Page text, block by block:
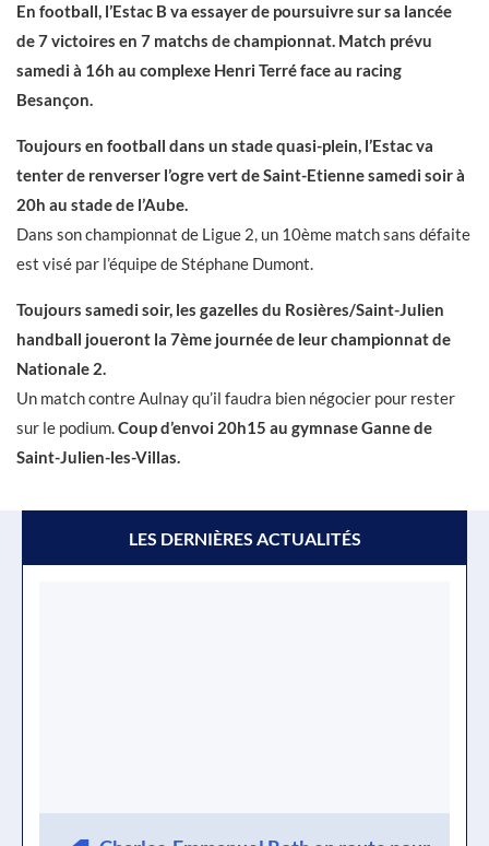
En football, l’Estac B va essayer de poursuivre sur sa lancée
de 7 victoires en 7 matchs de championnat. Match prévu
samedi à 16h au complexe Henri Terré face au racing
Besançon.
Toujours en football dans un stade quasi-plein, l’Estac va
tenter de renverser l’ogre vert de Saint-Etienne samedi soir à
20h au stade de l’Aube.
Dans son championnat de Ligue 2, un 10ème match sans défaite
est visé par l’équipe de Stéphane Dumont.
Toujours samedi soir, les gazelles du Rosières/Saint-Julien
handball joueront la 7ème journée de leur championnat de
Nationale 2.
Un match contre Aulnay qu’il faudra bien négocier pour rester
sur le podium.Coup d’envoi 20h15 au gymnase Ganne de
Saint-Julien-les-Villas.
LES DERNIÈRES ACTUALITÉS